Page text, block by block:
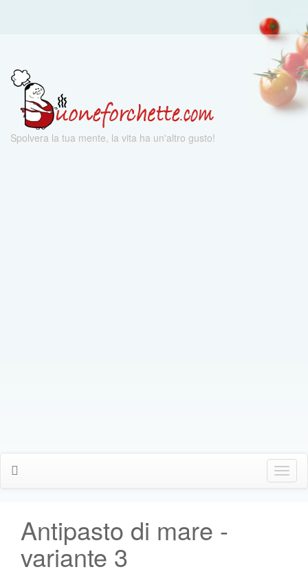
Spolvera la tua mente, la vita ha un'altro gusto!
Click
Me
Antipasto di mare -
variante 3